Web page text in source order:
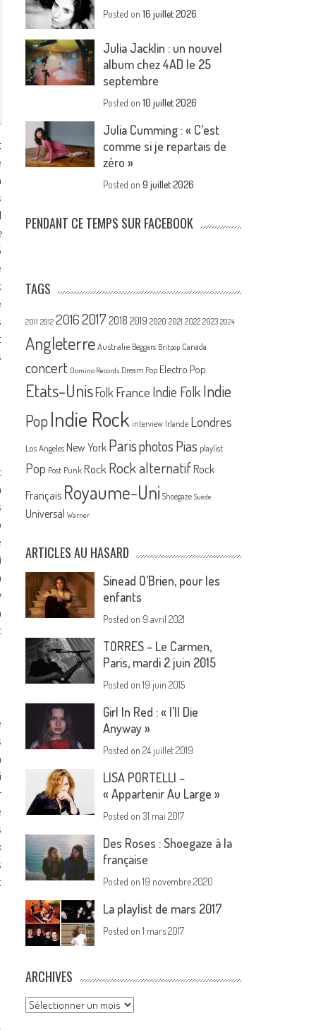
Posted on16 juillet 2026
Julia Jacklin : un nouvel
album chez 4AD le 25
septembre
Posted on10 juillet 2026
Julia Cumming : « C’est
comme si je repartais de
zéro »
Posted on9 juillet 2026
PENDANT CE TEMPS SUR FACEBOOK
TAGS
2011 2012 20162017 2018 2019 2020 2021 2022 2023 2024
Angleterre Australie Beggars Britpop Canada
concert Domino Records Dream Pop Electro Pop
Etats-UnisFolk France Indie FolkIndie
PopIndie Rock interview Irlande Londres
Los Angeles New York Parisphotos Pias playlist
Pop Post Punk Rock Rock alternatif Rock
Français Royaume-Uni Shoegaze Suède
Universal Warner
ARTICLES AU HASARD
Sinead O’Brien, pour les
enfants
Posted on 9 avril 2021
TORRES – Le Carmen,
Paris, mardi 2 juin 2015
Posted on19 juin 2015
Girl In Red : « I’ll Die
Anyway »
Posted on24 juillet 2019
LISA PORTELLI –
« Appartenir Au Large »
Posted on31 mai 2017
Des Roses : Shoegaze à la
française
Posted on19 novembre 2020
La playlist de mars 2017
Posted on1 mars 2017
ARCHIVES
Archives